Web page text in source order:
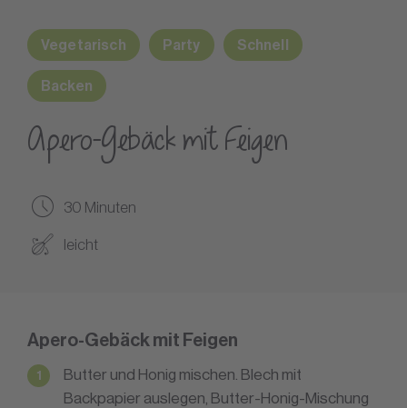
Vegetarisch Party Schnell
Backen
Apero-Gebäck mit Feigen
30 Minuten
leicht
Apero-Gebäck mit Feigen
Butter und Honig mischen. Blech mit
Backpapier auslegen, Butter-Honig-Mischung